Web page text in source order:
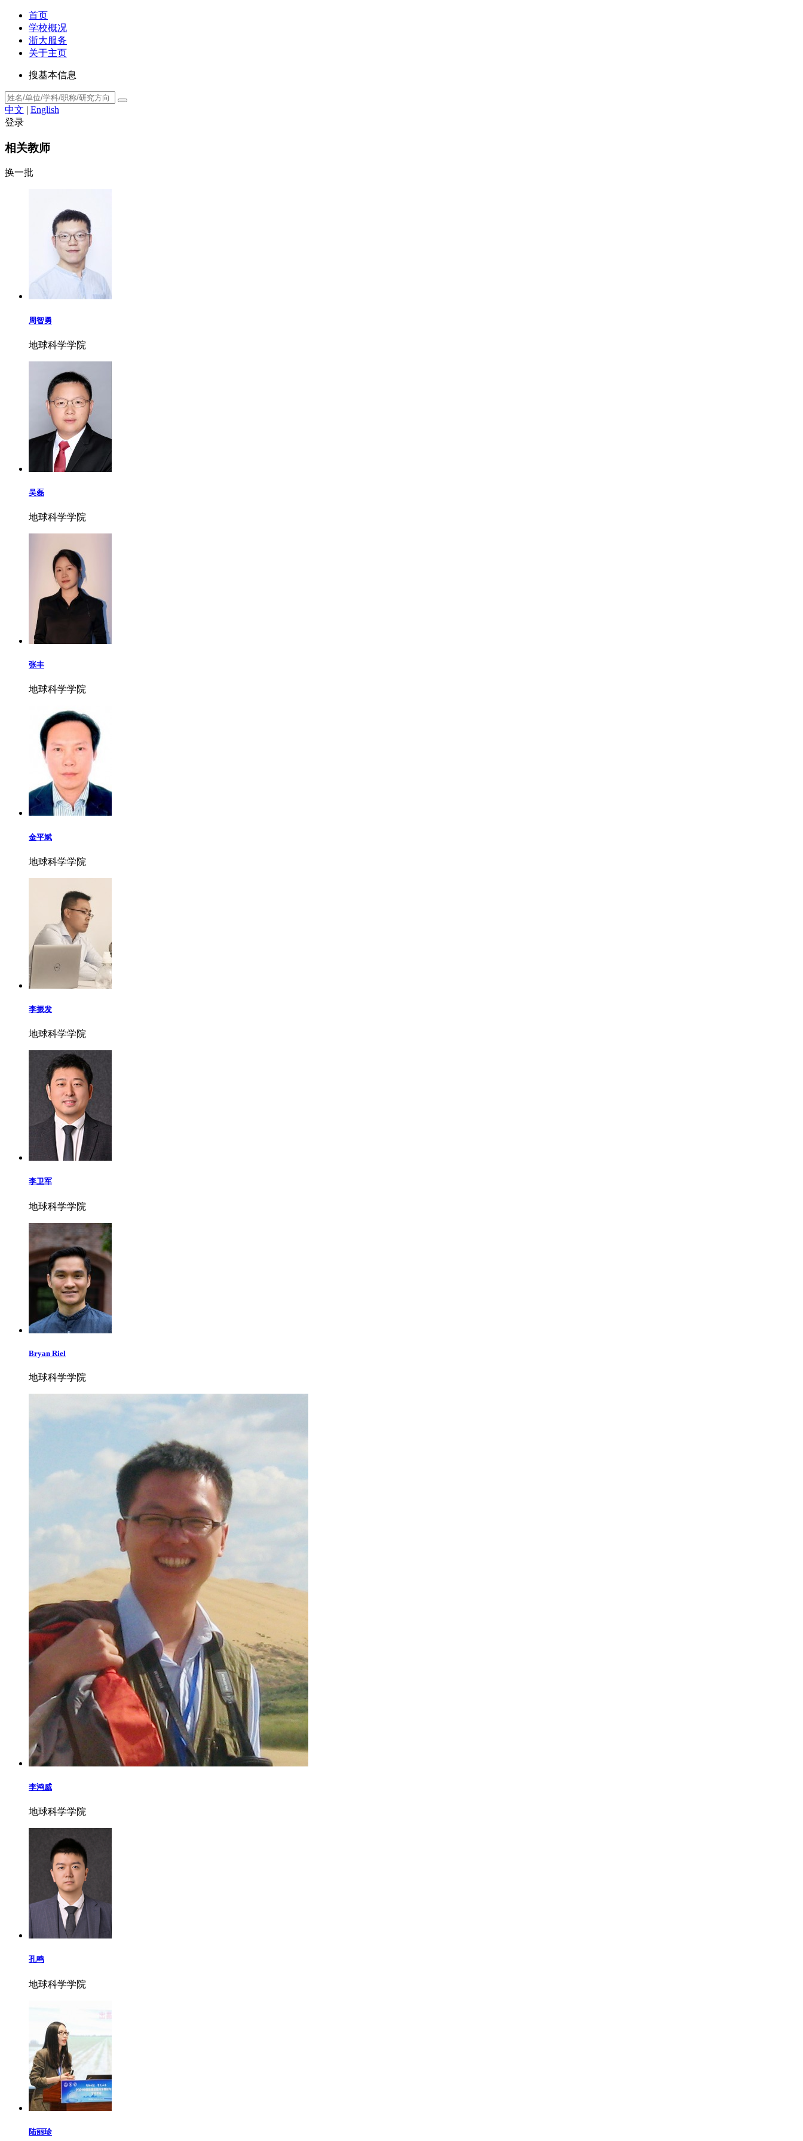
首页
学校概况
浙大服务
关于主页
搜基本信息
中文 | English
登录
相关教师
换一批
周智勇
地球科学学院
吴磊
地球科学学院
张丰
地球科学学院
金平斌
地球科学学院
李振发
地球科学学院
李卫军
地球科学学院
Bryan Riel
地球科学学院
李鸿威
地球科学学院
孔鸣
地球科学学院
陆丽珍